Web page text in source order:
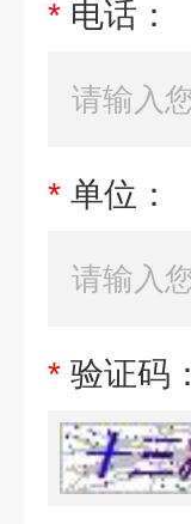
* 电话：
* 单位：
* 验证码：